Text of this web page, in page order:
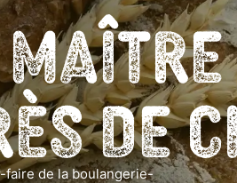
de
faire de la boulangerie-